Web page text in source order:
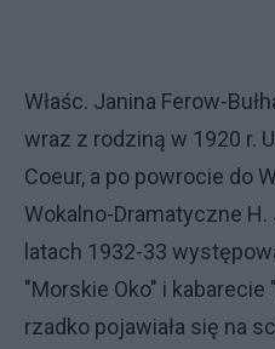
Właśc. Janina Ferow-
wraz z rodziną w 1920 r.
Coeur, a po powrocie do
Wokalno-Dramatyczne
latach 1932-33
"Morskie Oko" i kabarecie
rzadko pojawiała się na